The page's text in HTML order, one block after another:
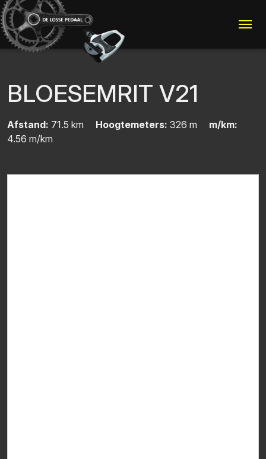
BLOESEMRIT V21
Afstand: 71.5 km Hoogtemeters: 326 m
m/km:
4.56 m/km